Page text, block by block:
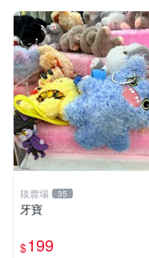
毯賣場 35
牙寶
$199